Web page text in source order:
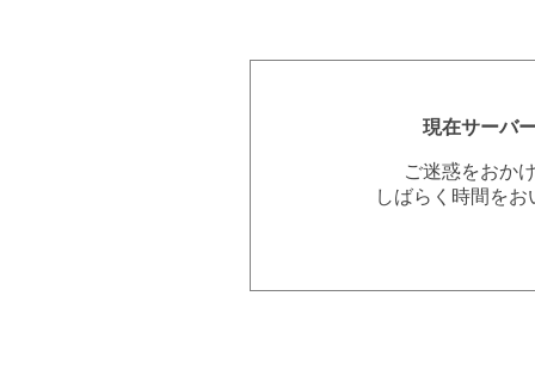
現在サーバ
ご迷惑をおか
しばらく時間を